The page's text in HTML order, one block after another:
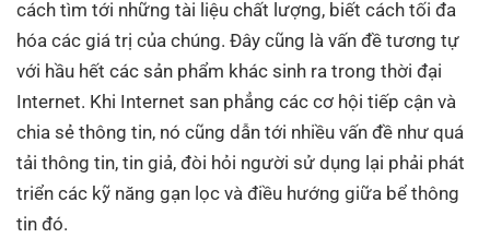
cách tìm tới những tài liệu chất lượng, biết cách tối đa
hóa các giá trị của chúng. Đây cũng là vấn đề tương tự
với hầu hết các sản phẩm khác sinh ra trong thời đại
Internet. Khi Internet san phẳng các cơ hội tiếp cận và
chia sẻ thông tin, nó cũng dẫn tới nhiều vấn đề như quá
tải thông tin, tin giả, đòi hỏi người sử dụng lại phải phát
triển các kỹ năng gạn lọc và điều hướng giữa bể thông
tin đó.